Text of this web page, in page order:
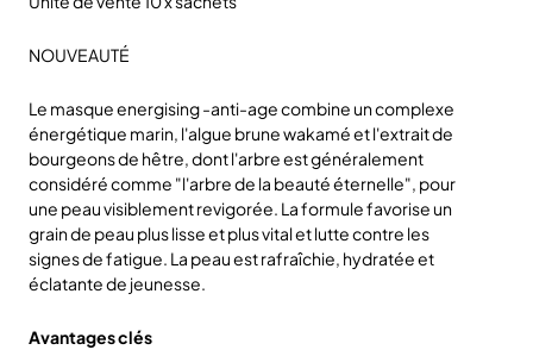
NOUVEAUTÉ
Le masque energising -anti-age combine un complexe
énergétique marin, l'algue brune wakamé et l'extrait de
bourgeons de hêtre, dont l'arbre est généralement
considéré comme "l'arbre de la beauté éternelle", pour
une peau visiblement revigorée. La formule favorise un
grain de peau plus lisse et plus vital et lutte contre les
signes de fatigue. La peau est rafraîchie, hydratée et
éclatante de jeunesse.
Avantages clés